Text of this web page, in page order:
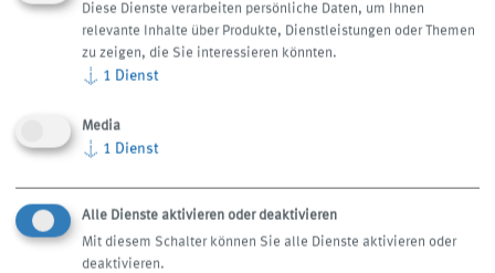
Downloads
Rückpump-/Rückförderstation
en
Diese Dienste verarbeiten persönliche Daten, um Ihnen
relevante Inhalte über Produkte, Dienstleistungen oder Themen
zu zeigen, die Sie interessieren könnten.
↓ 1 Dienst
Media
↓ 1 Dienst
Alle Dienste aktivieren oder deaktivieren
Mit diesem Schalter können Sie alle Dienste aktivieren oder
deaktivieren.